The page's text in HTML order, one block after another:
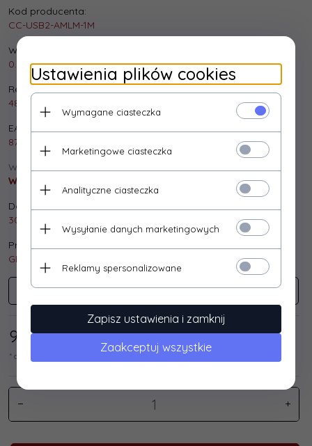
Kod producenta:
CC-USB2-AMLM-1M
Waga produktu:
0.01
kg
Realizacja zamówienia:
48 godzin
EAN:
8716309087667
Wysyłka:
Wysyłka gratis!
Dostępna ilość:
30 szt.
Producent:
GEMBIRD
GEMBIRD
9, 76 / 12,00 PLN*
* cena netto / brutto
Ustawienia plików cookies
Wymagane ciasteczka
Marketingowe ciasteczka
Analityczne ciasteczka
Wysyłanie danych marketingowych
Reklamy spersonalizowane
Zapisz ustawienia i zamknij
Zaakceptuj wszystkie